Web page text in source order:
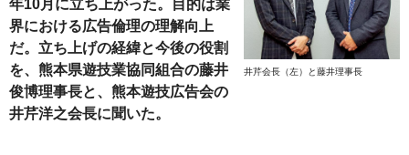
井芹会長（左）と藤井理事長
年10月に立ち上がった。目的は業
界における広告倫理の理解向上
だ。立ち上げの経緯と今後の役割
を、熊本県遊技業協同組合の藤井
俊博理事長と、熊本遊技広告会の
井芹洋之会長に聞いた。